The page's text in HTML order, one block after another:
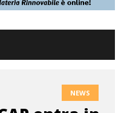
NEWS